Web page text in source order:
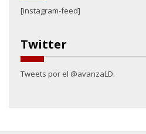
[instagram-feed]
Twitter
Tweets por el @avanzaLD.